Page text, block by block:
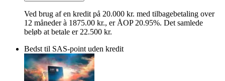
Ved brug af en kredit på 20.000 kr. med tilbagebetaling over
12 månederà 1875.00 kr., er ÅOP 20.95%. Det samlede
beløb at betale er 22.500 kr.
Bedst til SAS-point uden kredit